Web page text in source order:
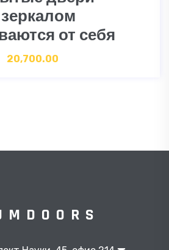
от себя
20,700.00